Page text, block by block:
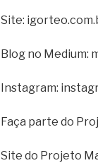
Site:
Blog no Medium:
Instagram:
Faça parte do
Site do Projeto